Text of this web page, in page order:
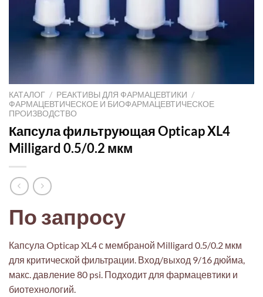
КАТАЛОГ / РЕАКТИВЫ ДЛЯ ФАРМАЦЕВТИКИ /
ФАРМАЦЕВТИЧЕСКОЕ И БИОФАРМАЦЕВТИЧЕСКОЕ
ПРОИЗВОДСТВО
Капсула фильтрующая Opticap XL4
Milligard 0.5/0.2 мкм
По запросу
Капсула Opticap XL4 с мембраной Milligard 0.5/0.2 мкм
для критической фильтрации. Вход/выход 9/16 дюйма,
макс. давление 80 psi. Подходит для фармацевтики и
биотехнологий.